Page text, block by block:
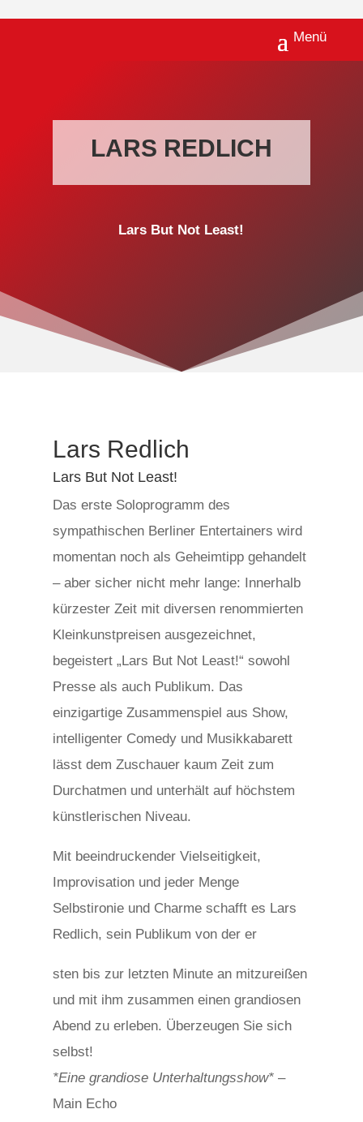
LARS REDLICH
Lars But Not Least!
Lars Redlich
Lars But Not Least!
Das erste Soloprogramm des
sympathischen Berliner Entertainers wird
momentan noch als Geheimtipp gehandelt
– aber sicher nicht mehr lange: Innerhalb
kürzester Zeit mit diversen renommierten
Kleinkunstpreisen ausgezeichnet,
begeistert „Lars But Not Least!“ sowohl
Presse als auch Publikum. Das
einzigartige Zusammenspiel aus Show,
intelligenter Comedy und Musikkabarett
lässt dem Zuschauer kaum Zeit zum
Durchatmen und unterhält auf höchstem
künstlerischen Niveau.
Mit beeindruckender Vielseitigkeit,
Improvisation und jeder Menge
Selbstironie und Charme schafft es Lars
Redlich, sein Publikum von der er
relaisvih12
sten bis zur letzten Minute an mitzureißen
und mit ihm zusammen einen grandiosen
Abend zu erleben. Überzeugen Sie sich
selbst!
*Eine grandiose Unterhaltungsshow*–
Main Echo